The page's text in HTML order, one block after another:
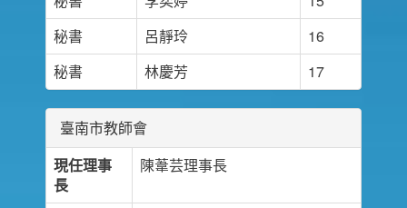
秘書
呂靜玲
16
秘書
林慶芳 17
臺南市教師會
現任理事
長
陳葦芸理事長